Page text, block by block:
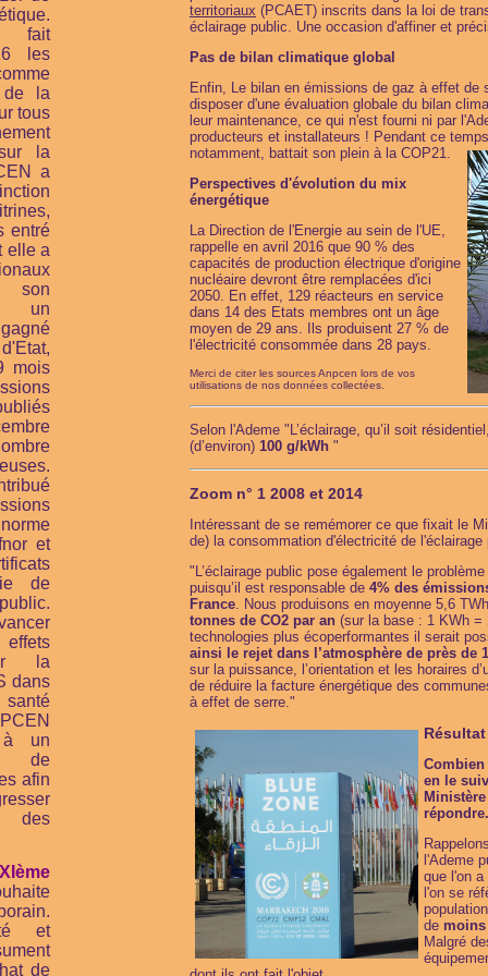
fait
les
de la
tous
la
a
entré
elle a
un
mois
et
de
la
dans
à un
de
afin
des
et
de
territoriaux (PCAET) inscrits dans la loi de
éclairage public. Une occasion d'affiner et
Pas de bilan climatique
Enfin, Le bilan en émissions de gaz à effet de
disposer d'une évaluation globale du bilan
leur maintenance, ce qui n'est fourni ni par
producteurs et installateurs ! Pendant ce
notamment, battait son plein à la COP21.
Perspectives d'évolution du mix
énergétique
La Direction de l'Energie au sein de l'UE,
rappelle en avril 2016 que 90 % des
capacités de production électrique d'origine
nucléaire devront être remplacées d'ici
2050. En effet, 129 réacteurs en service
dans 14 des Etats membres ont un âge
moyen de 29 ans. Ils produisent 27 % de
l'électricité consommée dans 28 pays.
Merci de citer les sources Anpcen lors de vos
utilisations de nos données collectées.
Selon l'Ademe "L’éclairage, qu’il soit
(d’environ) 100 g/kWh "
Zoom n° 1 2008 et 2014
Intéressant de se remémorer ce que fixait le
de) la consommation d'électricité de l'éclairage
"L’éclairage public pose également le
puisqu’il est responsable de 4% des
France . Nous produisons en moyenne 5,6
tonnes de CO2 par an (sur la base : 1 KWh =
technologies plus écoperformantes il serait
ainsi le rejet dans l’atmosphère de près de
sur la puissance, l’orientation et les horaires
de réduire la facture énergétique des
à effet de serre."
Combien
en le
répondre.
l'Ademe
que l'on
l'on se
de moins
Malgré